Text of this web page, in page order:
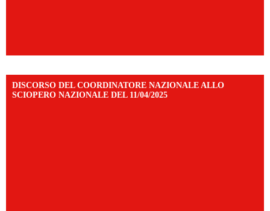
DISCORSO DEL COORDINATORE NAZIONALE ALLO
SCIOPERO NAZIONALE DEL 11/04/2025